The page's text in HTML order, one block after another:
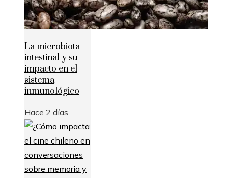
La microbiota
intestinal y su
impacto en el
sistema
inmunológico
Hace 2 días